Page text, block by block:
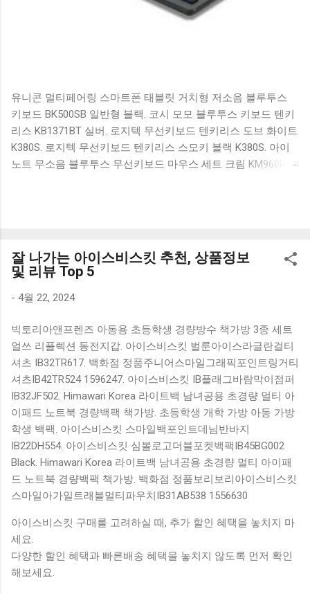
유니콘 멀티페어링 스마트폰 태블릿 거치형 저소음 블루투스
키보드 BK500SB 일반형 블랙. 코시 모모 블루투스 키보드 텐키
리스 KB1371BT 실버. 로지텍 무선키보드 텐키리스 도브 화이트
K380S. 로지텍 무선키보드 텐키리스 스모키 블랙 K380S. 아이
노트 무소음 블루투스 무선키보드 마우스 세트 크림 KM960RB
혜택을 놓치지 마세요. 다양한 할인 혜택과 빠른배송 혜택을 놓
치지 않도록 먼저 확인해보세요. 추가할인 확인하기 상품 하나
를 사더라도 종류도 많고, 가격도 다양해서 결정이 많이 어려우
많을 수 밖에 없습니다. 다양한 상품들을 상세스펙 과 가격 을
꼼꼼히 비교해서 구매하실 수 있도록 순위 추천 해드릴게요. 특
가상품 보러가기 추천상품 Best 유니콘 멀티페어링 스마트폰
태블릿 거치형 저소음 블루투스 키보드, BK-500SB, 일반형, 블
랙 유니콘 멀티페어링 스마트폰 태...
잘 나가는 아이스비스킷 추천, 상품정보
및 리뷰 Top 5
- 4월 22, 2024
빅토리아앤프렌즈 아동용 초등학생 경량방수 책가방 3종 세트
얼쓰 리플렉션 동전지갑. 아이스비스킷 벌룬아이스라글란걸티
셔츠 IB32TR617. 백화점 정품주니어스마일그래픽포인트링거티
셔츠IB42TR524 1596247. 아이스비스킷 IB플래그바람막이점퍼
IB32JF502. Himawari Korea 라이트백 남녀공용 초경량 멀티 아
이패드 노트북 경량백팩 책가방. 초등학생 개학 가방 아동 가방
학생 백팩. 아이스비스킷 스마일백포인트데님반바지
IB22DH554. 아이스비스킷 심볼로고더블포켓백팩IB45BG002
Black. Himawari Korea 라이트백 남녀공용 초경량 멀티 아이패
드 노트북 경량백팩 책가방. 백화점 정품보리보리아이스비스킷
스마일아가일트래블멀티파우치IB31AB538 1556630
아이스비스킷 구매를 고려하실 때, 추가 할인 혜택을 놓치지 마
세요.
다양한 할인 혜택과 빠른배송 혜택을 놓치지 않도록 먼저 확인
해보세요.